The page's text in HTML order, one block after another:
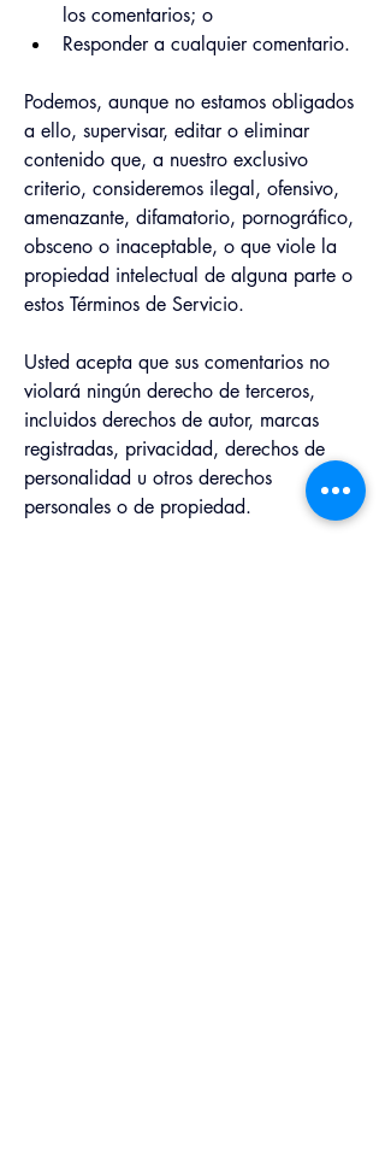
los comentarios; o
Responder a cualquier comentario.
Podemos, aunque no estamos obligados
a ello, supervisar, editar o eliminar
contenido que, a nuestro exclusivo
criterio, consideremos ilegal, ofensivo,
amenazante, difamatorio, pornográfico,
obsceno o inaceptable, o que viole la
propiedad intelectual de alguna parte o
estos Términos de Servicio.
Usted acepta que sus comentarios no
violará ningún derecho de terceros,
incluidos derechos de autor, marcas
registradas, privacidad, derechos de
personalidad u otros derechos
personales o de propiedad.